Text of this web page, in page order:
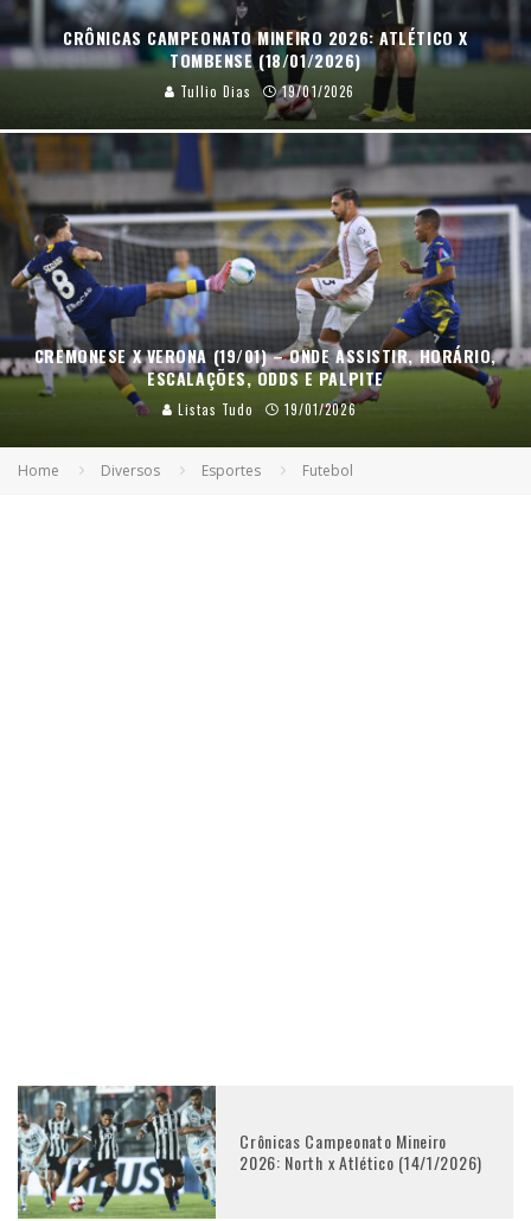
CRÔNICAS CAMPEONATO MINEIRO 2026: ATLÉTICO X
TOMBENSE (18/01/2026)
Tullio Dias 19/01/2026
CREMONESE X VERONA (19/01) – ONDE ASSISTIR, HORÁRIO,
ESCALAÇÕES, ODDS E PALPITE
Listas Tudo 19/01/2026
Home Diversos Esportes Futebol
Crônicas Campeonato Mineiro
2026: North x Atlético (14/1/2026)